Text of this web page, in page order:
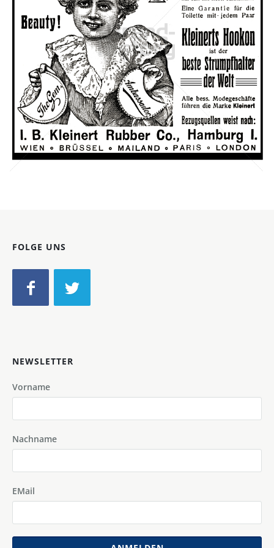
I. B. Kleinert Rubber Co., Hamburg
I. B. Kleinert Rubber Co., Hamburg
1905
Bild-ID: 42668
FOLGE UNS
NEWSLETTER
Vorname
Nachname
EMail